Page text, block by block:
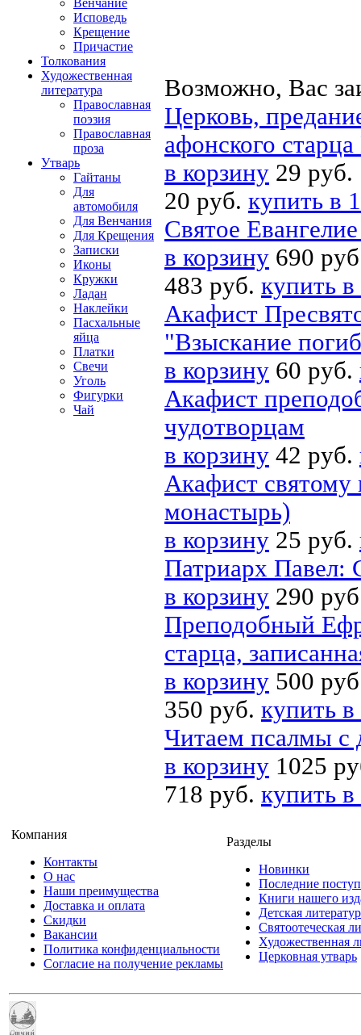
Венчание
Исповедь
Крещение
Причастие
Толкования
Художественная
литература
Православная
поэзия
Православная
проза
Утварь
Гайтаны
Для
автомобиля
Для Венчания
Для Крещения
Записки
Иконы
Кружки
Ладан
Наклейки
Пасхальные
яйца
Платки
Свечи
Уголь
Фигурки
Чай
Возможно, Вас
Церковь,
афонского
в корзину 29 руб.
20 руб. купить в
Святое
в корзину 690
483 руб. купить
Акафист
"Взыскание
в корзину 60 руб.
Акафист
чудотворцам
в корзину 42 руб.
Акафист
монастырь)
в корзину 25 руб.
Патриарх Павел:
в корзину 290
Преподобный
старца,
в корзину 500
350 руб. купить
Читаем псалмы с
в корзину 1025
718 руб. купить
Компания
Контакты
О нас
Наши преимущества
Доставка и оплата
Скидки
Вакансии
Политика конфиденциальности
Согласие на получение рекламы
Разделы
Новинки
Последние
Книги нашего
Детская
Святоотеческая
Художественная
Церковная утварь